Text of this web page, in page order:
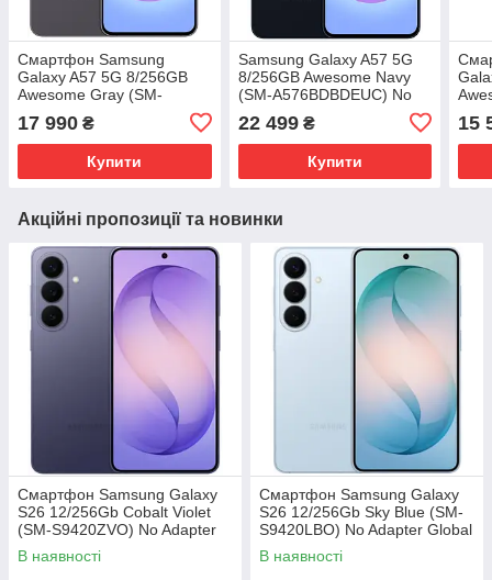
Смартфон Samsung
Galaxy A57 5G 8/256GB
Awesome Gray (SM-
Adapter Global version
17 990 ₴
Купити
Samsung Galaxy A57 5G
8/256GB Awesome Navy
(SM-A576BDBDEUC) No
22 499₴
Купити
15
Акційні пропозиції та новинки
Смартфон Samsung Galaxy
S26 12/256Gb Cobalt Violet
(SM-S9420ZVO) No Adapter
Global version
В наявності
Смартфон Samsung Galaxy
S26 12/256Gb Sky Blue (SM-
S9420LBO) No Adapter Global
version
В наявності